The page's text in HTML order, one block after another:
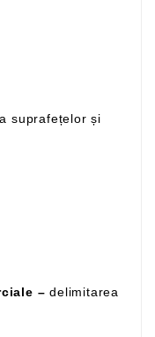
suprafețelor și
– delimitarea